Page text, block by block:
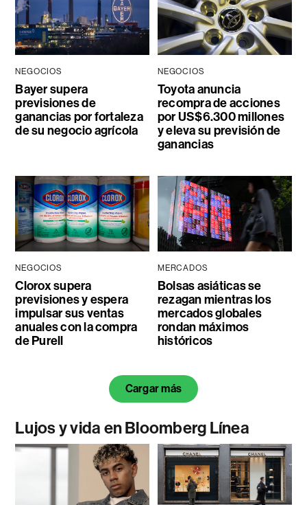
NEGOCIOS
Bayer supera
previsiones de
ganancias por fortaleza
de su negocio agrícola
NEGOCIOS
Toyota anuncia
recompra de acciones
por US$6.300 millones
y eleva su previsión de
ganancias
NEGOCIOS
Clorox supera
previsiones y espera
impulsar sus ventas
anuales con la compra
de Purell
MERCADOS
Bolsas asiáticas se
rezagan mientras los
mercados globales
rondan máximos
históricos
Cargar más
Lujos y vida en Bloomberg Línea